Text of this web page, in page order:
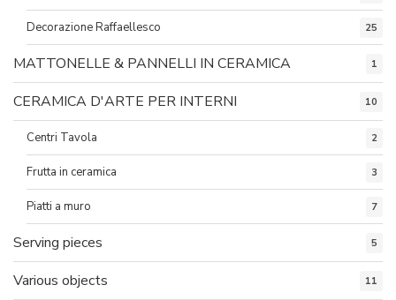
Decorazione Raffaellesco 25
MATTONELLE & PANNELLI IN CERAMICA 1
CERAMICA D'ARTE PER INTERNI 10
Centri Tavola 2
Frutta in ceramica 3
Piatti a muro 7
Serving pieces 5
Various objects 11